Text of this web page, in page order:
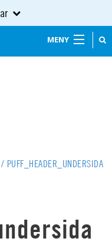
MENY
/ PUFF_HEADER_UNDERSIDA